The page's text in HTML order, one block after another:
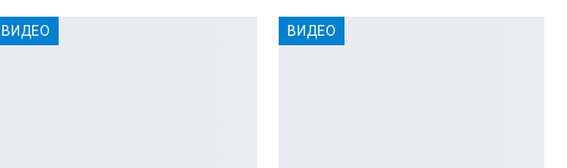
ВИДЕО ВИДЕО